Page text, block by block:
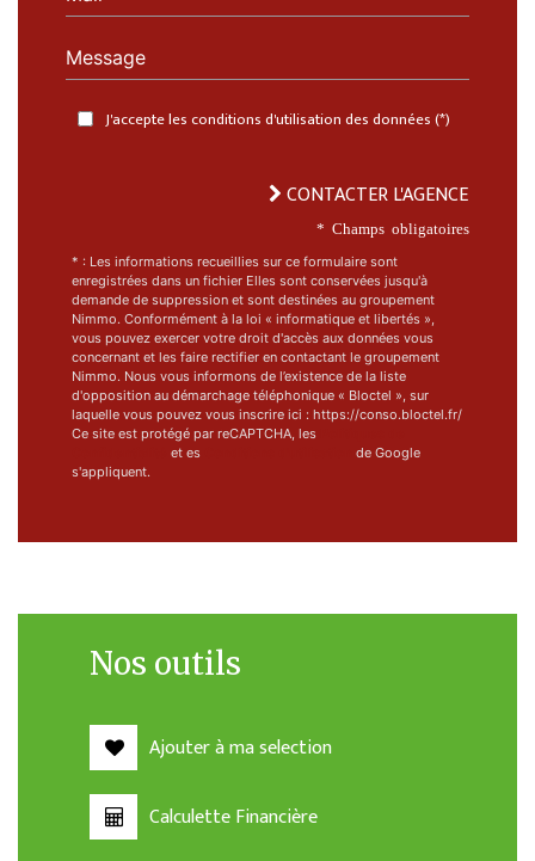
Message
J'accepte les conditions d'utilisation des données (*)
CONTACTER L'AGENCE
* Champs obligatoires
* : Les informations recueillies sur ce formulaire sont
enregistrées dans un fichier Elles sont conservées jusqu'à
demande de suppression et sont destinées au groupement
Nimmo. Conformément à la loi « informatique et libertés »,
vous pouvez exercer votre droit d'accès aux données vous
concernant et les faire rectifier en contactant le groupement
Nimmo. Nous vous informons de l’existence de la liste
d'opposition au démarchage téléphonique « Bloctel », sur
laquelle vous pouvez vous inscrire ici : https://conso.bloctel.fr/
Ce site est protégé par reCAPTCHA, les
et es
de Google
s'appliquent.
Nos outils
Ajouter à ma selection
Calculette Financière